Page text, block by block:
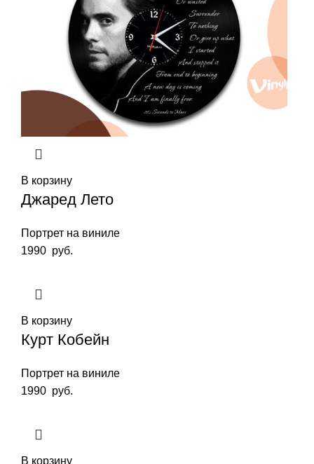
В корзину
Джаред Лето
Портрет на виниле
1990 руб.
В корзину
Курт Кобейн
Портрет на виниле
1990 руб.
В корзину